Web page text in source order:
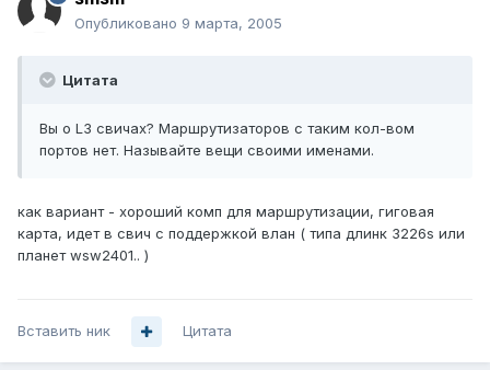
Опубликовано 9 марта, 2005
Цитата
Вы о L3 свичах? Маршрутизаторов с таким кол-вом
портов нет. Называйте вещи своими именами.
как вариант - хороший комп для маршрутизации, гиговая
карта, идет в свич с поддержкой влан ( типа длинк 3226s или
планет wsw2401.. )
Вставить ник Цитата